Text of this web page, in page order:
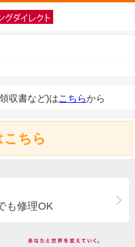
収書など)はこちらから
こちら
も修理OK